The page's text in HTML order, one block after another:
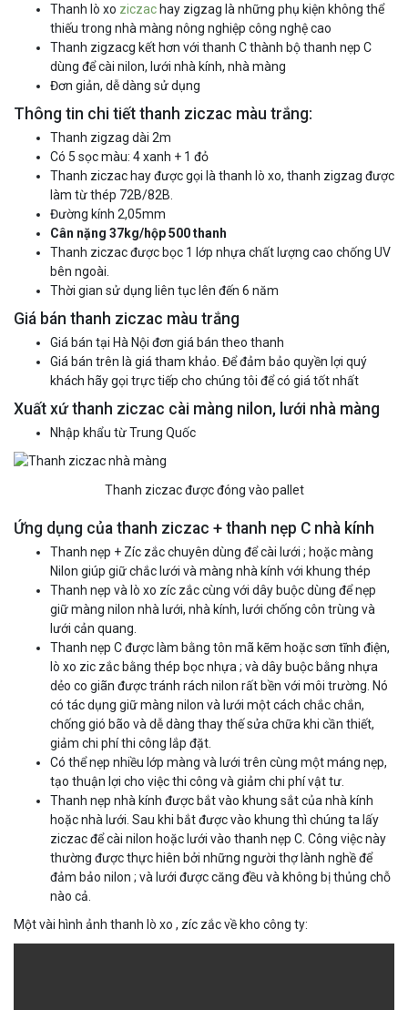
Thanh lò xo ziczac hay zigzag là những phụ kiện không thể
thiếu trong nhà màng nông nghiệp công nghệ cao
Thanh zigzacg kết hơn với thanh C thành bộ thanh nẹp C
dùng để cài nilon, lưới nhà kính, nhà màng
Đơn giản, dễ dàng sử dụng
Thông tin chi tiết thanh ziczac màu trắng:
Thanh zigzag dài 2m
Có 5 sọc màu: 4 xanh + 1 đỏ
Thanh ziczac hay được gọi là thanh lò xo, thanh zigzag được
làm từ thép 72B/82B.
Đường kính 2,05mm
Cân nặng 37kg/hộp 500 thanh
Thanh ziczac được bọc 1 lớp nhựa chất lượng cao chống UV
bên ngoài.
Thời gian sử dụng liên tục lên đến 6 năm
Giá bán thanh ziczac màu trắng
Giá bán tại Hà Nội đơn giá bán theo thanh
Giá bán trên là giá tham khảo. Để đảm bảo quyền lợi quý
khách hãy gọi trực tiếp cho chúng tôi để có giá tốt nhất
Xuất xứ thanh ziczac cài màng nilon, lưới nhà màng
Nhập khẩu từ Trung Quốc
Thanh ziczac được đóng vào pallet
Ứng dụng của thanh ziczac + thanh nẹp C nhà kính
Thanh nẹp + Zíc zắc chuyên dùng để cài lưới ; hoặc màng
Nilon giúp giữ chắc lưới và màng nhà kính với khung thép
Thanh nẹp và lò xo zíc zắc cùng với dây buộc dùng để nẹp
giữ màng nilon nhà lưới, nhà kính, lưới chống côn trùng và
lưới cản quang.
Thanh nẹp C được làm bằng tôn mã kẽm hoặc sơn tĩnh điện,
lò xo zic zắc bằng thép bọc nhựa ; và dây buộc bằng nhựa
dẻo co giãn được tránh rách nilon rất bền với môi trường. Nó
có tác dụng giữ màng nilon và lưới một cách chắc chắn,
chống gió bão và dễ dàng thay thế sửa chữa khi cần thiết,
giảm chi phí thi công lắp đặt.
Có thể nẹp nhiều lớp màng và lưới trên cùng một máng nẹp,
tạo thuận lợi cho việc thi công và giảm chi phí vật tư.
Thanh nẹp nhà kính được bắt vào khung sắt của nhà kính
hoặc nhà lưới. Sau khi bắt được vào khung thì chúng ta lấy
ziczac để cài nilon hoặc lưới vào thanh nẹp C. Công việc này
thường được thực hiên bởi những người thợ lành nghề để
đảm bảo nilon ; và lưới được căng đều và không bị thủng chỗ
nào cả.
Một vài hình ảnh thanh lò xo , zíc zắc về kho công ty: